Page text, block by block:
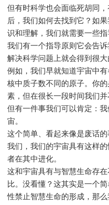
但有时科学也会面临死胡同
后，我们如何去找到它？如
识和理解，我们就需要一些
我们有一个指导原则它会告
解决科学问题上就会得到很大
例如，我们早就知道宇宙中
核中质子数不同的原子。你
素，但在很长一段时间我们
但有一件事我们可以肯定：
宙。
这个简单、看起来像是废话
我们，我们的宇宙具有这样
者在其中进化。
这和宇宙具有与智慧生命存
比。没看懂？这其实是一个
性禁止智慧生命的形成，那